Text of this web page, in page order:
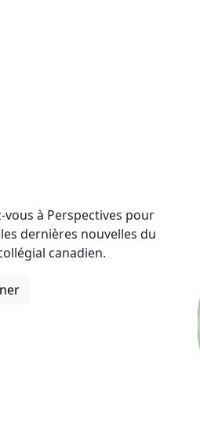
vous à Perspectives pour
dernières nouvelles du
canadien.